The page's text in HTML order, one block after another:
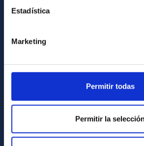
Estadística
Marketing
Permitir todas
Permitir la
Forever IAC
External funding
IAC Friends
Privacy policy